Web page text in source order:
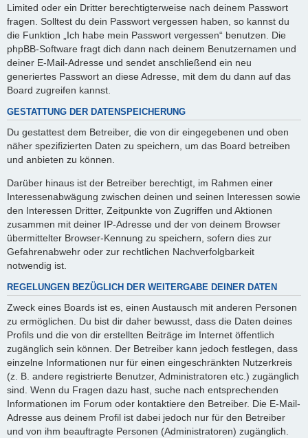
Limited oder ein Dritter berechtigterweise nach deinem Passwort
fragen. Solltest du dein Passwort vergessen haben, so kannst du
die Funktion „Ich habe mein Passwort vergessen“ benutzen. Die
phpBB-Software fragt dich dann nach deinem Benutzernamen und
deiner E-Mail-Adresse und sendet anschließend ein neu
generiertes Passwort an diese Adresse, mit dem du dann auf das
Board zugreifen kannst.
GESTATTUNG DER DATENSPEICHERUNG
Du gestattest dem Betreiber, die von dir eingegebenen und oben
näher spezifizierten Daten zu speichern, um das Board betreiben
und anbieten zu können.
Darüber hinaus ist der Betreiber berechtigt, im Rahmen einer
Interessenabwägung zwischen deinen und seinen Interessen sowie
den Interessen Dritter, Zeitpunkte von Zugriffen und Aktionen
zusammen mit deiner IP-Adresse und der von deinem Browser
übermittelter Browser-Kennung zu speichern, sofern dies zur
Gefahrenabwehr oder zur rechtlichen Nachverfolgbarkeit
notwendig ist.
REGELUNGEN BEZÜGLICH DER WEITERGABE DEINER DATEN
Zweck eines Boards ist es, einen Austausch mit anderen Personen
zu ermöglichen. Du bist dir daher bewusst, dass die Daten deines
Profils und die von dir erstellten Beiträge im Internet öffentlich
zugänglich sein können. Der Betreiber kann jedoch festlegen, dass
einzelne Informationen nur für einen eingeschränkten Nutzerkreis
(z. B. andere registrierte Benutzer, Administratoren etc.) zugänglich
sind. Wenn du Fragen dazu hast, suche nach entsprechenden
Informationen im Forum oder kontaktiere den Betreiber. Die E-Mail-
Adresse aus deinem Profil ist dabei jedoch nur für den Betreiber
und von ihm beauftragte Personen (Administratoren) zugänglich.